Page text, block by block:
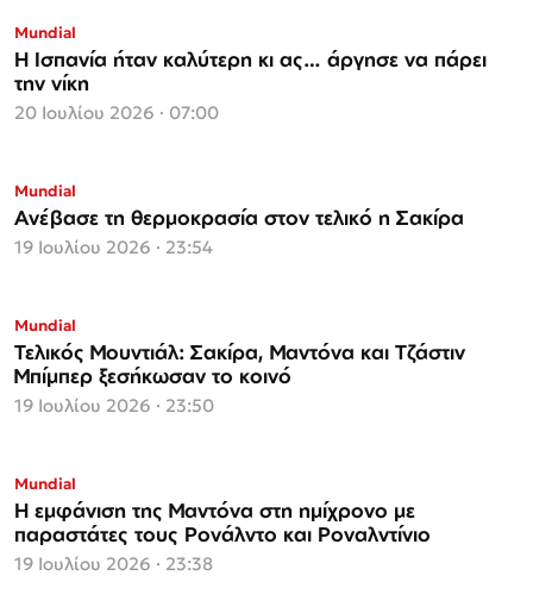
Mundial
Η Ισπανία ήταν καλύτερη κι ας… άργησε να πάρει
την νίκη
20 Ιουλίου 2026 · 07:00
Mundial
Ανέβασε τη θερμοκρασία στον τελικό η Σακίρα
19 Ιουλίου 2026 · 23:54
Mundial
Τελικός Μουντιάλ: Σακίρα, Μαντόνα και Τζάστιν
Μπίμπερ ξεσήκωσαν το κοινό
19 Ιουλίου 2026 · 23:50
Mundial
Η εμφάνιση της Μαντόνα στη ημίχρονο με
παραστάτες τους Ρονάλντο και Ροναλντίνιο
19 Ιουλίου 2026 · 23:38